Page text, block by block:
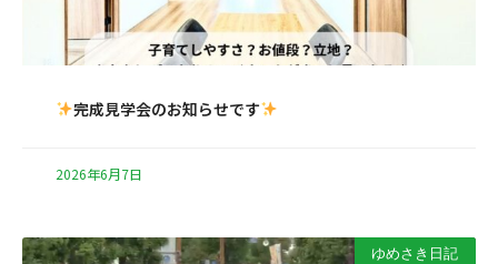
完成見学会のお知らせです
2026年6月7日
ゆめさき日記